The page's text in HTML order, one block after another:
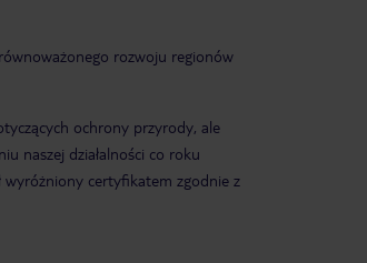
rozwoju regionów
ochrony przyrody, ale
naszej działalności co roku
wyróżniony certyfikatem zgodnie z